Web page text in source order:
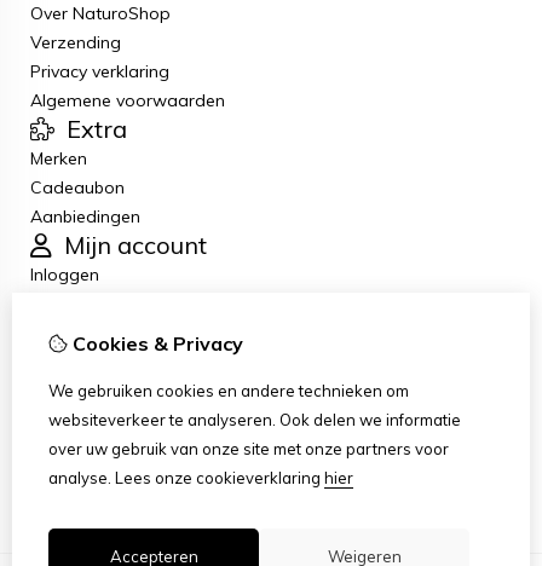
Over NaturoShop
Verzending
Privacy verklaring
Algemene voorwaarden
Extra
Merken
Cadeaubon
Aanbiedingen
Mijn account
Inloggen
Verlanglijst
Klantenservice
Contact
Retourneren
Sitemap
Cookies & Privacy
We gebruiken cookies en andere technieken om
websiteverkeer te analyseren. Ook delen we informatie
over uw gebruik van onze site met onze partners voor
analyse. Lees onze cookieverklaring hier
Accepteren Weigeren